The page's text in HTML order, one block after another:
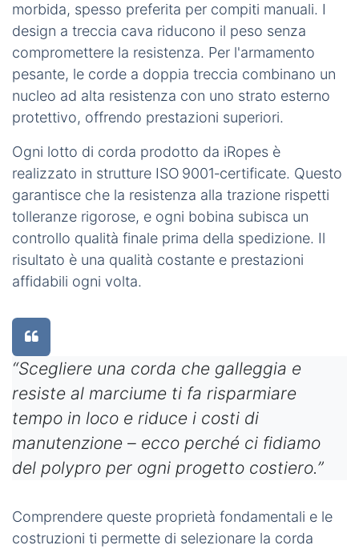
morbida, spesso preferita per compiti manuali. I
design a treccia cava riducono il peso senza
compromettere la resistenza. Per l'armamento
pesante, le corde a doppia treccia combinano un
nucleo ad alta resistenza con uno strato esterno
protettivo, offrendo prestazioni superiori.
Ogni lotto di corda prodotto da iRopes è
realizzato in strutture ISO 9001‑certificate. Questo
garantisce che la resistenza alla trazione rispetti
tolleranze rigorose, e ogni bobina subisca un
controllo qualità finale prima della spedizione. Il
risultato è una qualità costante e prestazioni
affidabili ogni volta.
“Scegliere una corda che galleggia e
resiste al marciume ti fa risparmiare
tempo in loco e riduce i costi di
manutenzione – ecco perché ci fidiamo
del polypro per ogni progetto costiero.”
Comprendere queste proprietà fondamentali e le
costruzioni ti permette di selezionare la corda